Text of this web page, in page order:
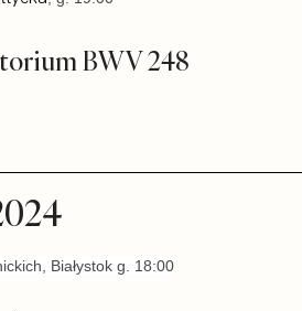
BWV 248
Białystok g. 18:00